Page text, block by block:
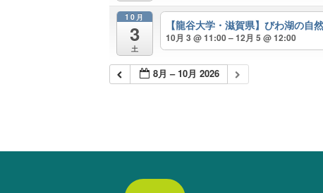
10月
3
土
【龍谷大学・滋賀県】びわ湖の
10月 3 @ 11:00 – 12月 5 @ 12:00
8月 – 10月 2026